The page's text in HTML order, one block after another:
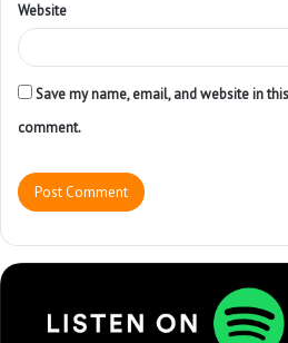
Website
Save my name, email, and website in
comment.